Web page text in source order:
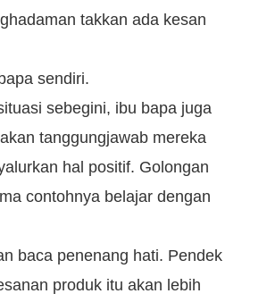
takkan ada kesan
sendiri.
sebegini, ibu bapa juga
tanggungjawab mereka
hal positif. Golongan
contohnya belajar dengan
baca penenang hati. Pendek
produk itu akan lebih